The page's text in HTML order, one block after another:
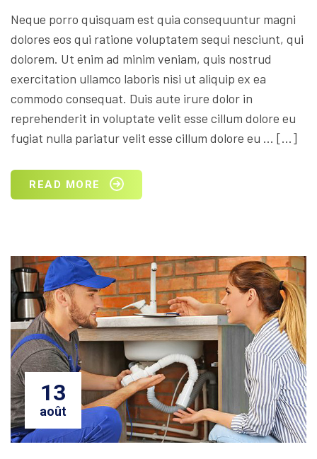
Neque porro quisquam est quia consequuntur magni
dolores eos qui ratione voluptatem sequi nesciunt, qui
dolorem. Ut enim ad minim veniam, quis nostrud
exercitation ullamco laboris nisi ut aliquip ex ea
commodo consequat. Duis aute irure dolor in
reprehenderit in voluptate velit esse cillum dolore eu
fugiat nulla pariatur velit esse cillum dolore eu … […]
READ MORE
13
août